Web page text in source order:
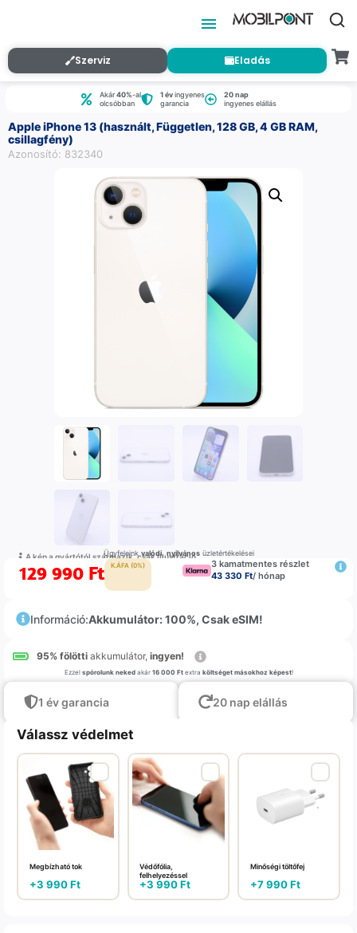
Szerviz Eladás
Akár40%-al
olcsóbban
1 évingyenes
garancia
20 nap
ingyenes elállás
Apple iPhone 13 (használt, Független, 128 GB, 4 GB RAM,
csillagfény)
Azonosító: 832340
A kép a gyártótól származik, csak illustráció
Ügyfeleinkvalódi,nyilvánosüzletértékelései
129 990 Ft K.ÁFA (0%)
3 kamatmentes részlet
43 330 Ft/ hónap
Információ:Akkumulátor: 100%, Csak eSIM!
95% fölötti akkumulátor, ingyen!
Ezzel spórolunk nekedakár 16 000 Ftextra költséget másokhoz képest!
1 év garancia 20 nap elállás
Válassz védelmet
Megbízható tok
+3 990Ft
Védőfólia,
felhelyezéssel
+3 990Ft
Minőségi töltőfej
+7 990Ft